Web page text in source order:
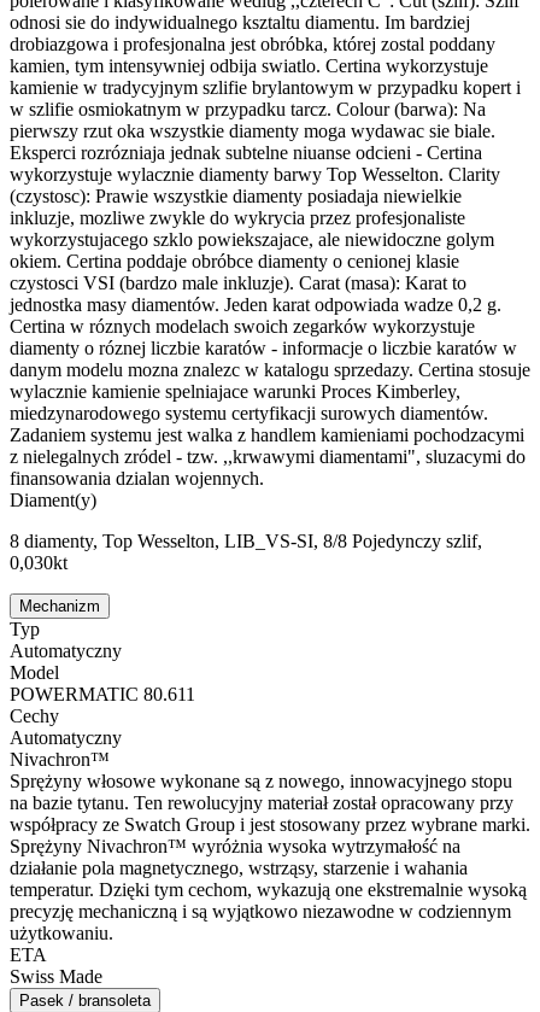
odnosi sie do indywidualnego ksztaltu diamentu. Im bardziej
drobiazgowa i profesjonalna jest obróbka, której zostal poddany
kamien, tym intensywniej odbija swiatlo. Certina wykorzystuje
kamienie w tradycyjnym szlifie brylantowym w przypadku kopert i
w szlifie osmiokatnym w przypadku tarcz. Colour (barwa): Na
pierwszy rzut oka wszystkie diamenty moga wydawac sie biale.
Eksperci rozrózniaja jednak subtelne niuanse odcieni - Certina
wykorzystuje wylacznie diamenty barwy Top Wesselton. Clarity
(czystosc): Prawie wszystkie diamenty posiadaja niewielkie
inkluzje, mozliwe zwykle do wykrycia przez profesjonaliste
wykorzystujacego szklo powiekszajace, ale niewidoczne golym
okiem. Certina poddaje obróbce diamenty o cenionej klasie
czystosci VSI (bardzo male inkluzje). Carat (masa): Karat to
jednostka masy diamentów. Jeden karat odpowiada wadze 0,2 g.
Certina w róznych modelach swoich zegarków wykorzystuje
diamenty o róznej liczbie karatów - informacje o liczbie karatów w
danym modelu mozna znalezc w katalogu sprzedazy. Certina stosuje
wylacznie kamienie spelniajace warunki Proces Kimberley,
miedzynarodowego systemu certyfikacji surowych diamentów.
Zadaniem systemu jest walka z handlem kamieniami pochodzacymi
z nielegalnych zródel - tzw. ,,krwawymi diamentami", sluzacymi do
finansowania dzialan wojennych.
Diament(y)
8 diamenty, Top Wesselton, LIB_VS-SI, 8/8 Pojedynczy szlif,
0,030kt
Mechanizm
Typ
Automatyczny
Model
POWERMATIC 80.611
Cechy
Automatyczny
Nivachron™
Sprężyny włosowe wykonane są z nowego, innowacyjnego stopu
na bazie tytanu. Ten rewolucyjny materiał został opracowany przy
współpracy ze Swatch Group i jest stosowany przez wybrane marki.
Sprężyny Nivachron™ wyróżnia wysoka wytrzymałość na
działanie pola magnetycznego, wstrząsy, starzenie i wahania
temperatur. Dzięki tym cechom, wykazują one ekstremalnie wysoką
precyzję mechaniczną i są wyjątkowo niezawodne w codziennym
użytkowaniu.
ETA
Swiss Made
Pasek / bransoleta